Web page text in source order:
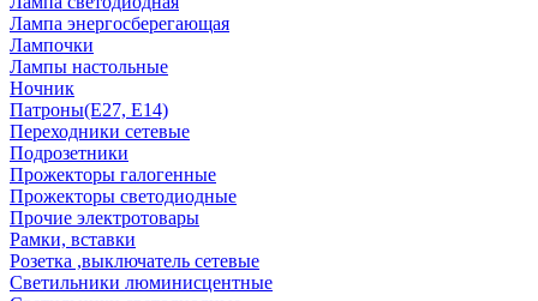
Лампа энергосберегающая
Лампочки
Лампы настольные
Ночник
Патроны(Е27, Е14)
Переходники сетевые
Подрозетники
Прожекторы галогенные
Прожекторы светодиодные
Прочие электротовары
Рамки, вставки
Розетка ,выключатель сетевые
Светильники люминисцентные